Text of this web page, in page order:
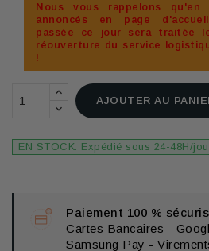
Nous vous rappelons qu'en
annoncés en page
passée ce jour sera traitée
réouverture du service
!
AJOUTER AU
EN STOCK. Expédié sous 24-48H/
Paiement 100 %
Cartes Bancaires -
Samsung Pay -